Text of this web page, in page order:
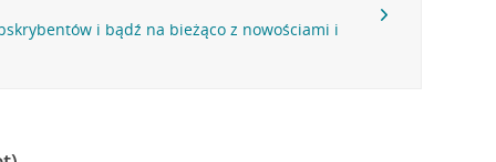
i bądź na bieżąco z nowościami i